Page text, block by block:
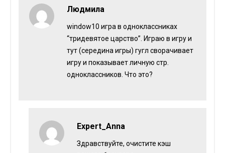
Людмила
window10 игра в одноклассниках
“тридевятое царство”. Играю в игру и
тут (середина игры) гугл сворачивает
игру и показывает личную стр.
одноклассников. Что это?
Expert_Anna
Здравствуйте, очистите кэш